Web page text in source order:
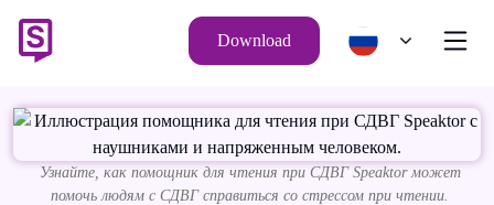
Download
Узнайте, как помощник для чтения при СДВГ Speaktor может
помочь людям с СДВГ справиться со стрессом при чтении.